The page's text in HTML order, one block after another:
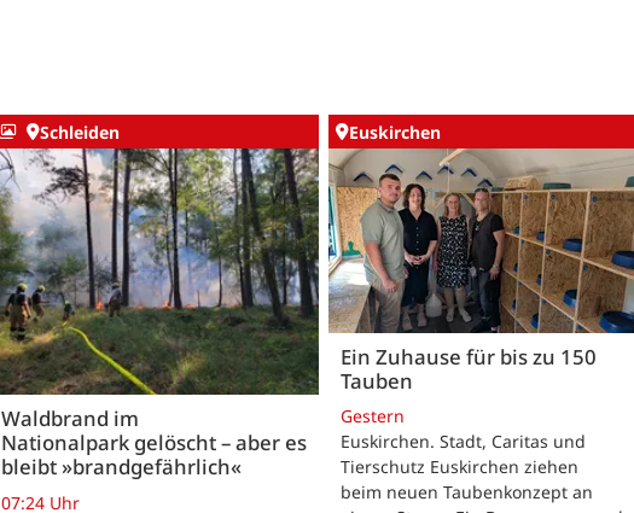
Schleiden
Waldbrand im
Nationalpark gelöscht – aber es
bleibt »brandgefährlich«
07:24 Uhr
Euskirchen
Ein Zuhause für bis zu 150
Tauben
Gestern
Euskirchen. Stadt, Caritas und
Tierschutz Euskirchen ziehen
beim neuen Taubenkonzept an